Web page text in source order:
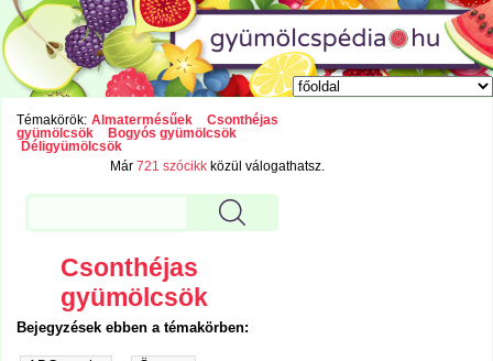
Témakörök: Almatermésűek
Csonthéjas
gyümölcsök
Bogyós gyümölcsök
Déligyümölcsök
Már721 szócikk közül válogathatsz.
Csonthéjas
gyümölcsök
Bejegyzések ebben a témakörben: